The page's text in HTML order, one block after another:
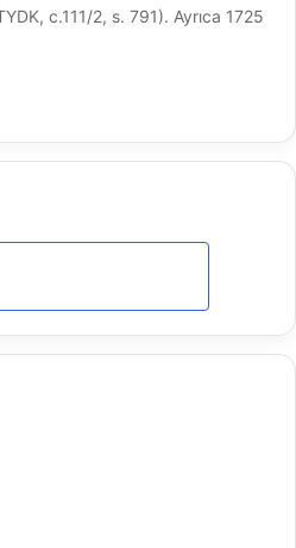
c.111/2, s. 791). Ayrıca 1725